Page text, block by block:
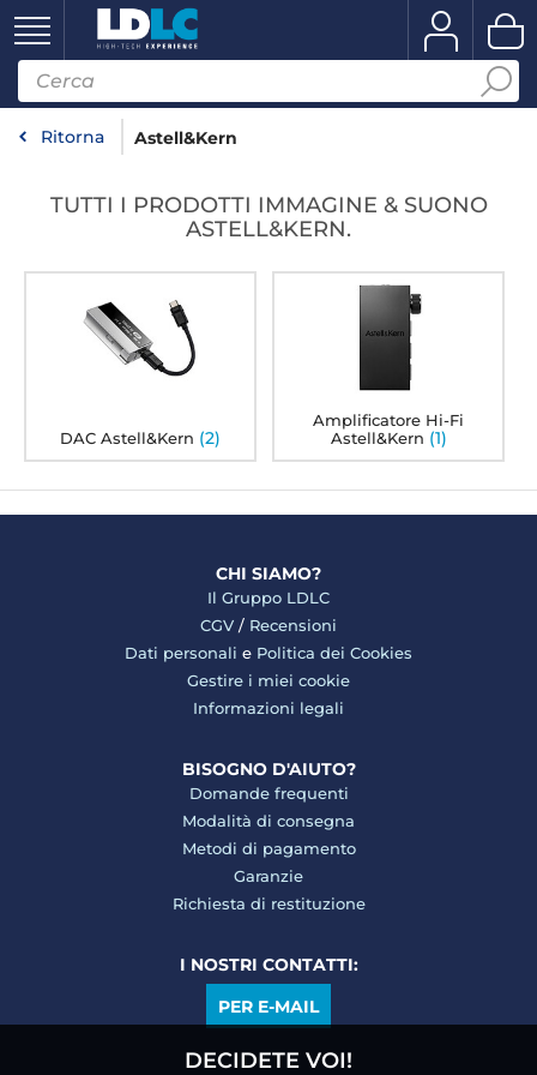
Ritorna Astell&Kern
TUTTI I PRODOTTI IMMAGINE & SUONO
ASTELL&KERN.
DAC Astell&Kern (2)
Amplificatore Hi-Fi
Astell&Kern (1)
CHI SIAMO?
Il Gruppo LDLC
CGV / Recensioni
Dati personali e Politica dei Cookies
Gestire i miei cookie
Informazioni legali
BISOGNO D'AIUTO?
Domande frequenti
Modalità di consegna
Metodi di pagamento
Garanzie
Richiesta di restituzione
I NOSTRI CONTATTI:
PER E-MAIL
DECIDETE VOI!